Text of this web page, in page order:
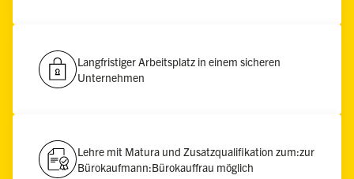
Langfristiger Arbeitsplatz in einem sicheren
Unternehmen
Lehre mit Matura und Zusatzqualifikation zum:zur
Bürokaufmann:Bürokauffrau möglich